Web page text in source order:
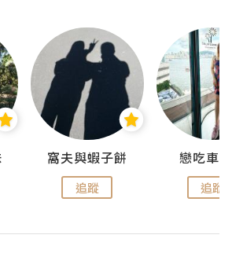
窩夫與蝦子餅
追蹤
戀吃車
追蹤